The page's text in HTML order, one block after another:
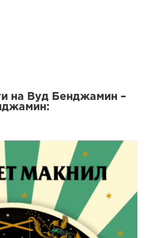
на Вуд Бенджамин –